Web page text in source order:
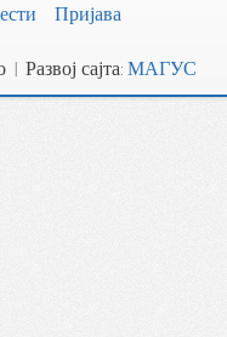
Пријава
сајта: МАГУС